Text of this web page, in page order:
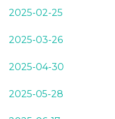
2025-02-25
2025-03-26
2025-04-30
2025-05-28